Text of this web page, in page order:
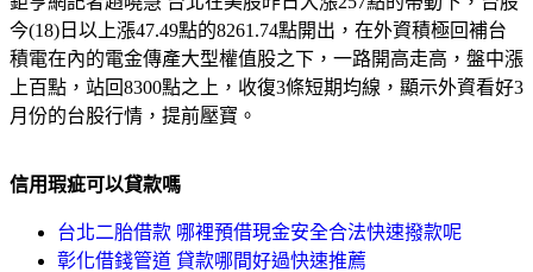
今(18)日以上漲47.49點的8261.74點開出，在外資積極回補台
積電在內的電金傳產大型權值股之下，一路開高走高，盤中漲
上百點，站回8300點之上，收復3條短期均線，顯示外資看好3
月份的台股行情，提前壓寶。
信用瑕疵可以貸款嗎
台北二胎借款 哪裡預借現金安全合法快速撥款呢
彰化借錢管道 貸款哪間好過快速推薦